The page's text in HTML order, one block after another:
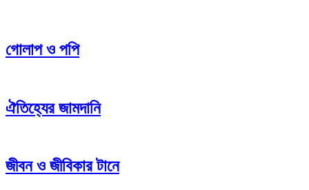
গোলাপ ও পপি
ঐতিহ্যের জামদানি
জীবন ও জীবিকার টানে